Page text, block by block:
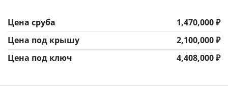
Цена сруба
1,470,000 ₽
Цена под крышу
2,100,000 ₽
Цена под ключ
4,408,000 ₽